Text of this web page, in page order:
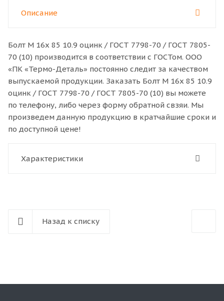
Описание
Болт M 16x 85 10.9 оцинк / ГОСТ 7798-70 / ГОСТ 7805-
70 (10) производится в соответствии с ГОСТом. ООО
«ПК «Термо-Деталь» постоянно следит за качеством
выпускаемой продукции. Заказать Болт M 16x 85 10.9
оцинк / ГОСТ 7798-70 / ГОСТ 7805-70 (10) вы можете
по телефону, либо через форму обратной свзяи. Мы
произведем данную продукцию в кратчайшие сроки и
по доступной цене!
Характеристики
Назад к списку